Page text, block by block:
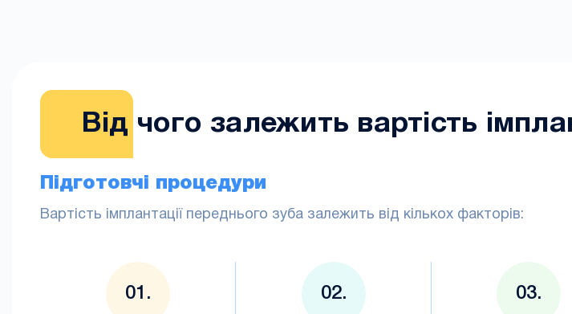
Від чого залежить вартість
Підготовчі процедури
Вартість імплантації переднього зуба залежить від кількох факторів: